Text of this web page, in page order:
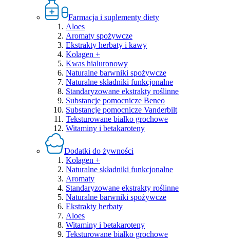
Farmacja i suplementy diety
Aloes
Aromaty spożywcze
Ekstrakty herbaty i kawy
Kolagen +
Kwas hialuronowy
Naturalne barwniki spożywcze
Naturalne składniki funkcjonalne
Standaryzowane ekstrakty roślinne
Substancje pomocnicze Beneo
Substancje pomocnicze Vanderbilt
Teksturowane białko grochowe
Witaminy i betakaroteny
Dodatki do żywności
Kolagen +
Naturalne składniki funkcjonalne
Aromaty
Standaryzowane ekstrakty roślinne
Naturalne barwniki spożywcze
Ekstrakty herbaty
Aloes
Witaminy i betakaroteny
Teksturowane białko grochowe